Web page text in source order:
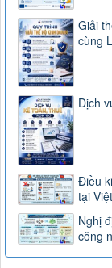
Giải
cùng
Dịch
Điều
tại
Nghị
công